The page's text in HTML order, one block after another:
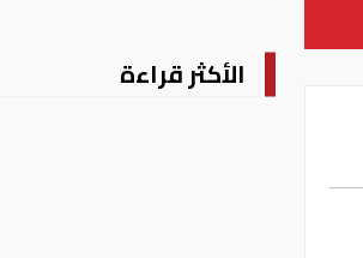
الأكثر قراءة